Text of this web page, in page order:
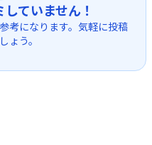
ていません！
考になります。気軽に投稿
ょう。